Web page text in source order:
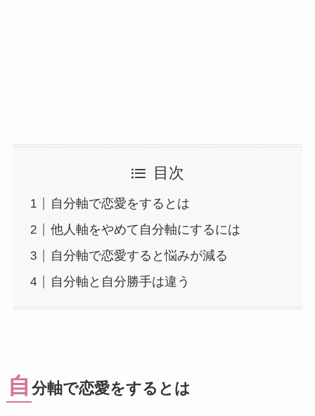
目次
自分軸で恋愛をするとは
他人軸をやめて自分軸にするには
自分軸で恋愛すると悩みが減る
自分軸と自分勝手は違う
自 分軸で恋愛をするとは